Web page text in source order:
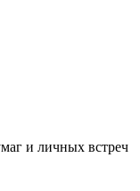
и личных встреч